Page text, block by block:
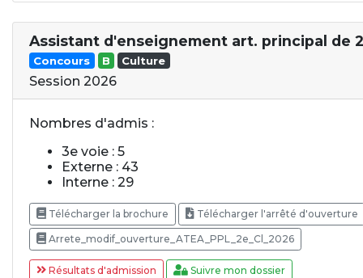
Assistant d'enseignement art. principal de
Concours B Culture
Session 2026
Nombres d'admis :
3e voie : 5
Externe : 43
Interne : 29
Télécharger la brochure Télécharger l'arrêté d'ouverture
Arrete_modif_ouverture_ATEA_PPL_2e_Cl_2026
Résultats d'admission Suivre mon dossier